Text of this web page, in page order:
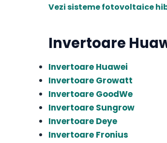
Vezi sisteme fotovoltaice
Invertoare
Invertoare Huawei
Invertoare Growatt
Invertoare GoodWe
Invertoare Sungrow
Invertoare Deye
Invertoare Fronius